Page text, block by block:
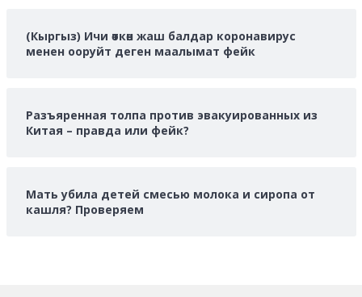
(Кыргыз) Ичи өткөн жаш балдар коронавирус
менен ооруйт деген маалымат фейк
Разъяренная толпа против эвакуированных из
Китая – правда или фейк?
Мать убила детей смесью молока и сиропа от
кашля? Проверяем